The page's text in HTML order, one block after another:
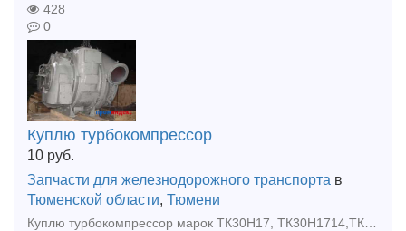
428
0
Куплю турбокомпрессор
10 руб.
Запчасти для железнодорожного транспорта в
Тюменской области, Тюмени
Куплю турбокомпрессор марок ТК30Н17, ТК30Н1714,ТК30С05,ТК30С05.Любая форма оплаты. Самовывоз. Контактный номер телефона 89148930375(Александр).